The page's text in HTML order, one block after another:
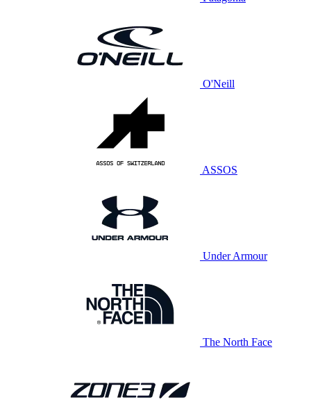
O'Neill
ASSOS
Under Armour
The North Face